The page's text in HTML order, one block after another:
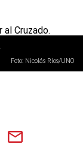
Foto: Nicolás Ríos/UNO